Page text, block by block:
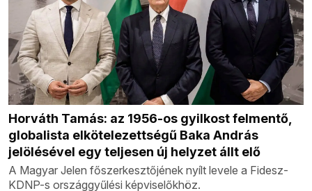
Horváth Tamás: az 1956-os gyilkost felmentő,
globalista elkötelezettségű Baka András
jelölésével egy teljesen új helyzet állt elő
A Magyar Jelen főszerkesztőjének nyílt levele a Fidesz-
KDNP-s országgyűlési képviselőkhöz.